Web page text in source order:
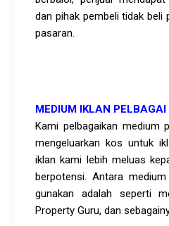
dan pihak pembeli tidak beli
pasaran.
MEDIUM IKLAN PELBAGAI
Kami pelbagaikan medium
mengeluarkan kos untuk
iklan kami lebih meluas
berpotensi. Antara
gunakan adalah seperti
Property Guru, dan